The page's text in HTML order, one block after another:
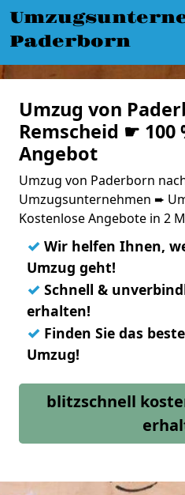
Paderborn
Umzug von
Remscheid ☛ 100
Angebot
Umzug von Paderborn
Umzugsunternehmen ➨
Kostenlose Angebote in 2
✓ Wir helfen Ihnen,
Umzug geht!
✓ Schnell &
erhalten!
✓ Finden Sie das
Umzug!
blitzschnell